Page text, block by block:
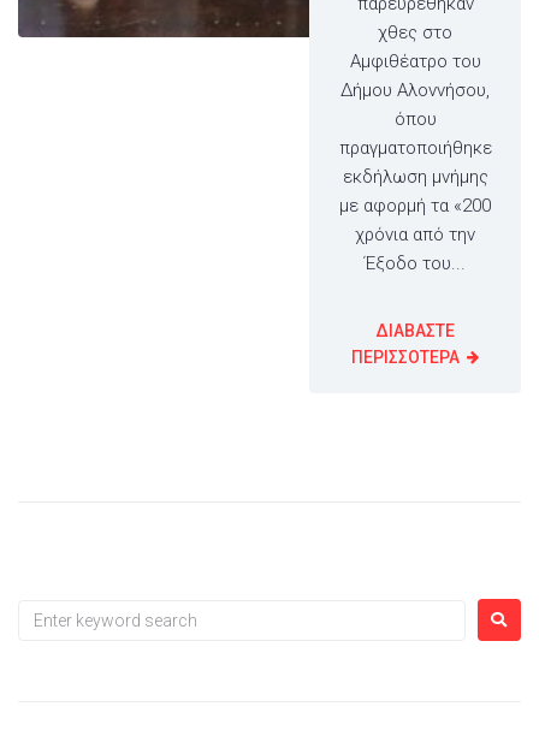
χθες στο
Αμφιθέατρο του
Δήμου Αλοννήσου,
όπου
πραγματοποιήθηκε
εκδήλωση μνήμης
με αφορμή τα «200
χρόνια από την
Έξοδο του...
ΔΙΑΒΑΣΤΕ
ΠΕΡΙΣΣΟΤΕΡΑ